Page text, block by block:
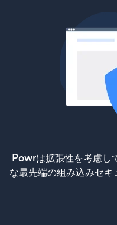
Powrは拡張性を考慮し
な最先端の組み込みセ